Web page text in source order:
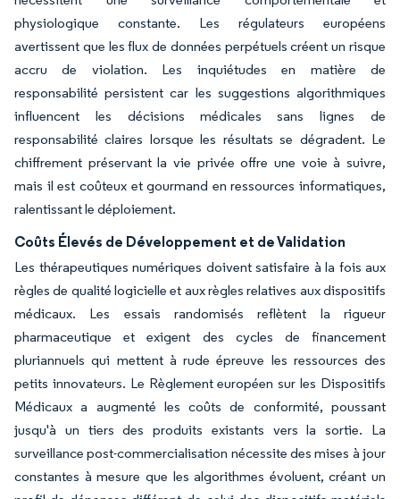
physiologique constante. Les régulateurs européens
avertissent que les flux de données perpétuels créent un risque
accru de violation. Les inquiétudes en matière de
responsabilité persistent car les suggestions algorithmiques
influencent les décisions médicales sans lignes de
responsabilité claires lorsque les résultats se dégradent. Le
chiffrement préservant la vie privée offre une voie à suivre,
mais il est coûteux et gourmand en ressources informatiques,
ralentissant le déploiement.
Coûts Élevés de Développement et de Validation
Les thérapeutiques numériques doivent satisfaire à la fois aux
règles de qualité logicielle et aux règles relatives aux dispositifs
médicaux. Les essais randomisés reflètent la rigueur
pharmaceutique et exigent des cycles de financement
pluriannuels qui mettent à rude épreuve les ressources des
petits innovateurs. Le Règlement européen sur les Dispositifs
Médicaux a augmenté les coûts de conformité, poussant
jusqu'à un tiers des produits existants vers la sortie. La
surveillance post-commercialisation nécessite des mises à jour
constantes à mesure que les algorithmes évoluent, créant un